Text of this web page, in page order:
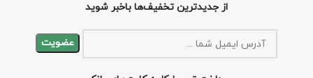
از جدیدترین تخفیف‌ها باخبر شوید